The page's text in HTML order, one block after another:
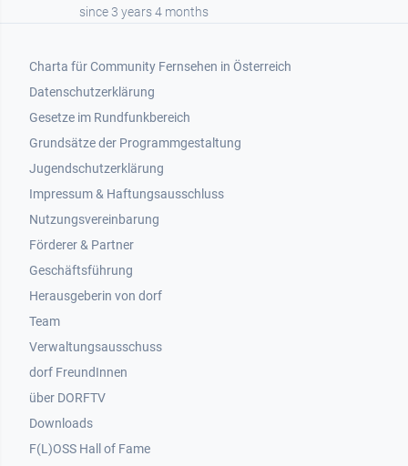
since 3 years 4 months
Footer 1
Charta für Community Fernsehen in Österreich
Datenschutzerklärung
Gesetze im Rundfunkbereich
Grundsätze der Programmgestaltung
Jugendschutzerklärung
Impressum & Haftungsausschluss
Nutzungsvereinbarung
Footer 2
Förderer & Partner
Geschäftsführung
Herausgeberin von dorf
Team
Verwaltungsausschuss
dorf FreundInnen
Footer 3
über DORFTV
Downloads
F(L)OSS Hall of Fame